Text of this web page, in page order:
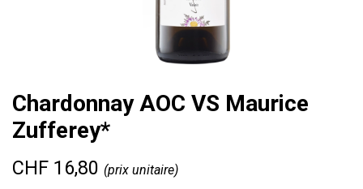
Chardonnay AOC VS Maurice
Zufferey*
CHF 16,80 (prix unitaire)